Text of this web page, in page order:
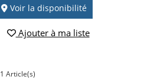
Voir la disponibilité
Ajouter à ma liste
1 Article(s)